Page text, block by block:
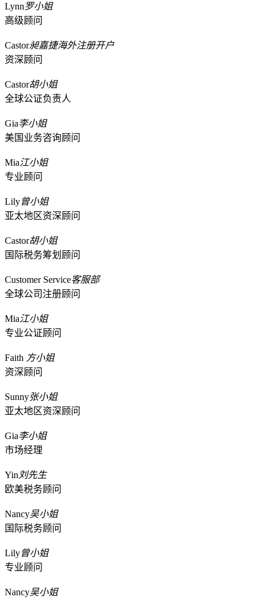
Lynn罗小姐
高级顾问
Castor昶嘉捷海外注册开户
资深顾问
Castor胡小姐
全球公证负责人
Gia李小姐
美国业务咨询顾问
Mia江小姐
专业顾问
Lily曾小姐
亚太地区资深顾问
Castor胡小姐
国际税务筹划顾问
Customer Service客服部
全球公司注册顾问
Mia江小姐
专业公证顾问
Faith 方小姐
资深顾问
Sunny张小姐
亚太地区资深顾问
Gia李小姐
市场经理
Yin 刘先生
欧美税务顾问
Nancy吴小姐
国际税务顾问
Lily曾小姐
专业顾问
Nancy吴小姐